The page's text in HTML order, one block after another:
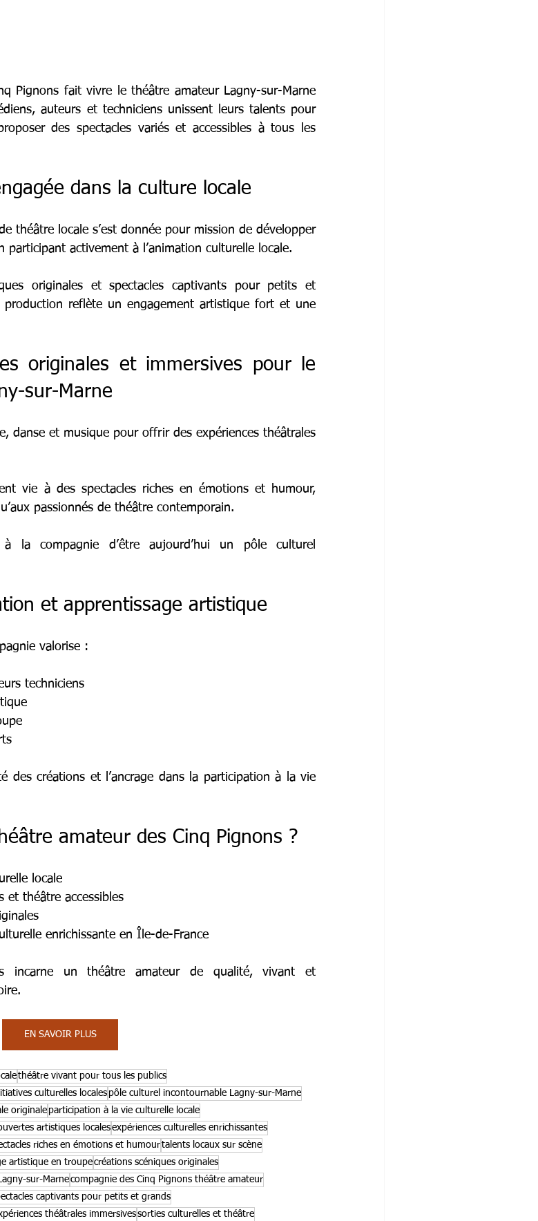
Pignons fait vivre le théâtre amateur Lagny-sur-Marne
auteurs et techniciens unissent leurs talents pour
des spectacles variés et accessibles à tous les
dans la culture locale
théâtre locale s’est donnée pour mission de développer
participant activement à l’animation culturelle locale.
originales et spectacles captivants pour petits et
production reflète un engagement artistique fort et une
originales et immersives pour le
sur-Marne
danse et musique pour offrir des expériences théâtrales
vie à des spectacles riches en émotions et humour,
passionnés de théâtre contemporain.
la compagnie d’être aujourd’hui un pôle culturel
et apprentissage artistique
valorise :
techniciens
des créations et l’ancrage dans la participation à la vie
amateur des Cinq Pignons ?
locale
et théâtre accessibles
enrichissante en Île-de-France
incarne un théâtre amateur de qualité, vivant et
EN SAVOIR PLUS
théâtre vivant pour tous les publics
culturelles locales pôle culturel incontournable Lagny-sur-Marne
originale participation à la vie culturelle locale
artistiques localesexpériences culturelles enrichissantes
riches en émotions et humourtalents locaux sur scène
artistique en troupecréations scéniques originales
sur-Marnecompagnie des Cinq Pignons théâtre amateur
captivants pour petits et grands
théâtrales immersivessorties culturelles et théâtre